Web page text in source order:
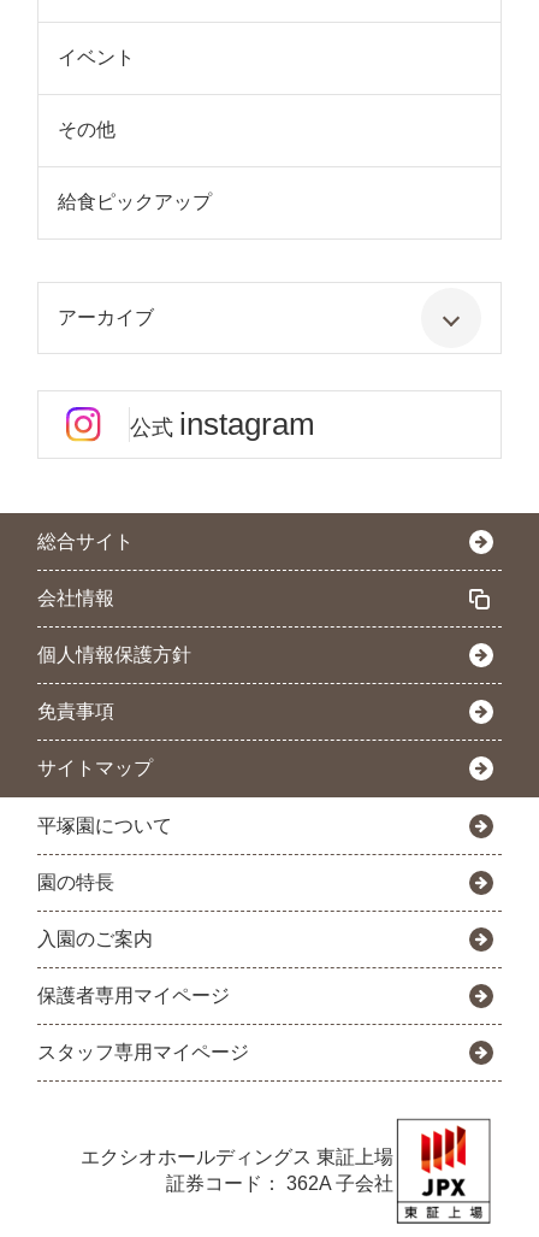
イベント
その他
給食ピックアップ
アーカイブ
公式 instagram
総合サイト
会社情報
個人情報保護方針
免責事項
サイトマップ
平塚園について
園の特長
入園のご案内
保護者専用マイページ
スタッフ専用マイページ
エクシオホールディングス 東証上場
証券コード： 362A 子会社